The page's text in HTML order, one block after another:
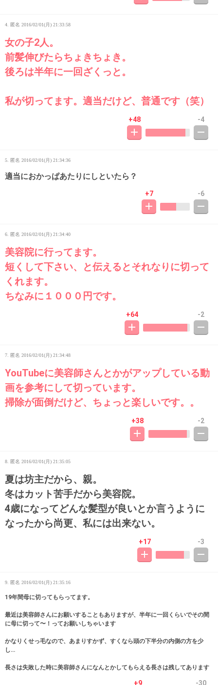
4. 匿名 2016/02/01(月) 21:33:58
女の子2人。
前髪伸びたらちょきちょき。
後ろは半年に一回ざくっと。
私が切ってます。適当だけど、普通です（笑）
+48 -4
5. 匿名 2016/02/01(月) 21:34:36
適当におかっぱあたりにしといたら？
+7 -6
6. 匿名 2016/02/01(月) 21:34:40
美容院に行ってます。
短くして下さい、と伝えるとそれなりに切って
くれます。
ちなみに１０００円です。
+64 -2
7. 匿名 2016/02/01(月) 21:34:48
YouTubeに美容師さんとかがアップしている動
画を参考にして切っています。
掃除が面倒だけど、ちょっと楽しいです。。
+38 -2
8. 匿名 2016/02/01(月) 21:35:05
夏は坊主だから、親。
冬はカット苦手だから美容院。
4歳になってどんな髪型が良いとか言うように
なったから尚更、私には出来ない。
+17 -3
9. 匿名 2016/02/01(月) 21:35:16
19年間母に切ってもらってます。
最近は美容師さんにお願いすることもありますが、半年に一回くらいでその間
に母に切って〜！ってお願いしちゃいます
かなりくせっ毛なので、あまりすかず、すくなら頭の下半分の内側の方を少
し…
長さは失敗した時に美容師さんになんとかしてもらえる長さは残してあります
+9 -30